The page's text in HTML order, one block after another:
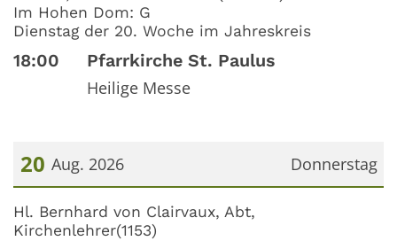
Im Hohen Dom: G
Dienstag der 20. Woche im Jahreskreis
18:00 Pfarrkirche St. Paulus
Heilige Messe
Donnerstag
20 Aug. 2026
Datum: 20. August 2026
Hl. Bernhard von Clairvaux, Abt,
Kirchenlehrer(1153)